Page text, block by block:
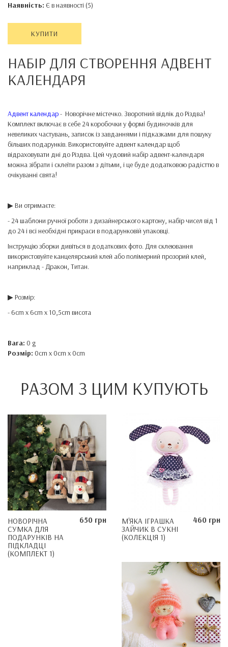
Наявність: Є в наявності (5)
КУПИТИ
НАБІР ДЛЯ СТВОРЕННЯ АДВЕНТ
КАЛЕНДАРЯ
Адвент календар- Новорічне містечко. Зворотний відлік до Різдва!
Комплект включає в себе 24 коробочки у формі будиночків для
невеликих частувань, записок із завданнями і підказками для пошуку
більших подарунків. Використовуйте адвент календар щоб
відраховувати дні до Різдва. Цей чудовий набір адвент-календаря
можна зібрати і склеїти разом з дітьми, і це буде додатковою радісттю в
очікуванні свята!
▶ Ви отримаєте:
- 24 шаблони ручної роботи з дизайнерського картону, набір чисел від 1
до 24 і всі необхідні прикраси в подарунковій упаковці.
Інструкцію зборки дивіться в додаткових фото. Для склеювання
використовуйте канцелярський клей або полімерний прозорий клей,
наприклад - Дракон, Титан.
▶ Розмір:
- 6cm x 6cm x 10,5cm висота
Вага: 0 g
Розмір: 0cm x 0cm x 0cm
РАЗОМ З ЦИМ КУПУЮТЬ
НОВОРІЧНА
СУМКА ДЛЯ
ПОДАРУНКІВ НА
ПІДКЛАДЦІ
(КОМПЛЕКТ 1)
650 грн
М'ЯКА ІГРАШКА
ЗАЙЧИК В СУКНІ
(КОЛЕКЦІЯ 1)
460 грн